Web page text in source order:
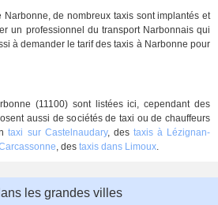
de nombreux taxis sont implantés et
un professionnel du transport Narbonnais qui
à demander le tarif des taxis à Narbonne pour
(11100) sont listées ici, cependant des
aussi de sociétés de taxi ou de chauffeurs
taxi sur Castelnaudary, des taxis à Lézignan-
, des taxis dans Limoux.
les grandes villes